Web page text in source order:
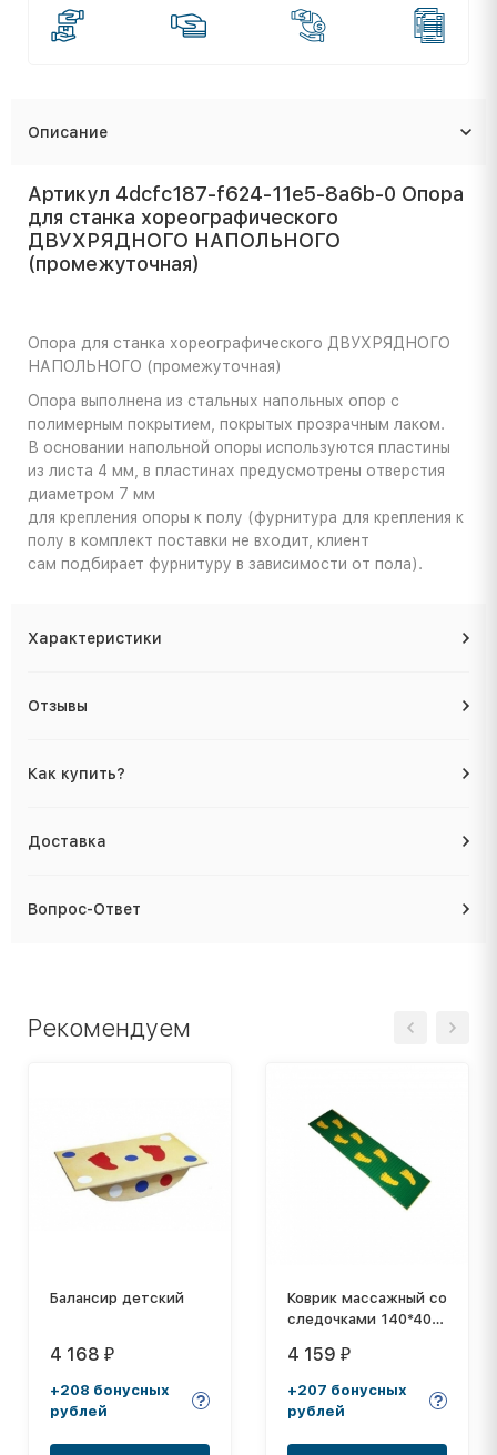
Описание
Артикул 4dcfc187-f624-11e5-8a6b-0 Опора
для станка хореографического
ДВУХРЯДНОГО НАПОЛЬНОГО
(промежуточная)
Опора для станка хореографического ДВУХРЯДНОГО
НАПОЛЬНОГО (промежуточная)
Опора выполнена из стальных напольных опор с
полимерным покрытием, покрытых прозрачным лаком.
В основании напольной опоры используются пластины
из листа 4 мм, в пластинах предусмотрены отверстия
диаметром 7 мм
для крепления опоры к полу (фурнитура для крепления к
полу в комплект поставки не входит, клиент
сам подбирает фурнитуру в зависимости от пола).
Характеристики
Отзывы
Как купить?
Доставка
Вопрос-Ответ
Рекомендуем
Балансир детский
4 168 ₽
+208 бонусных
рублей
Коврик массажный со
следочками 140*40
4 159 ₽
+207 бонусных
рублей